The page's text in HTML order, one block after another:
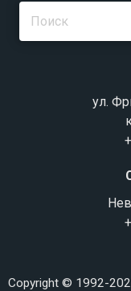
ул.
Copyright © 1992-